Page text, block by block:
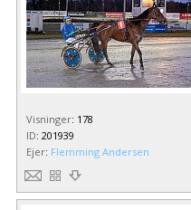
Visninger: 178
ID: 201939
Ejer: Flemming Andersen